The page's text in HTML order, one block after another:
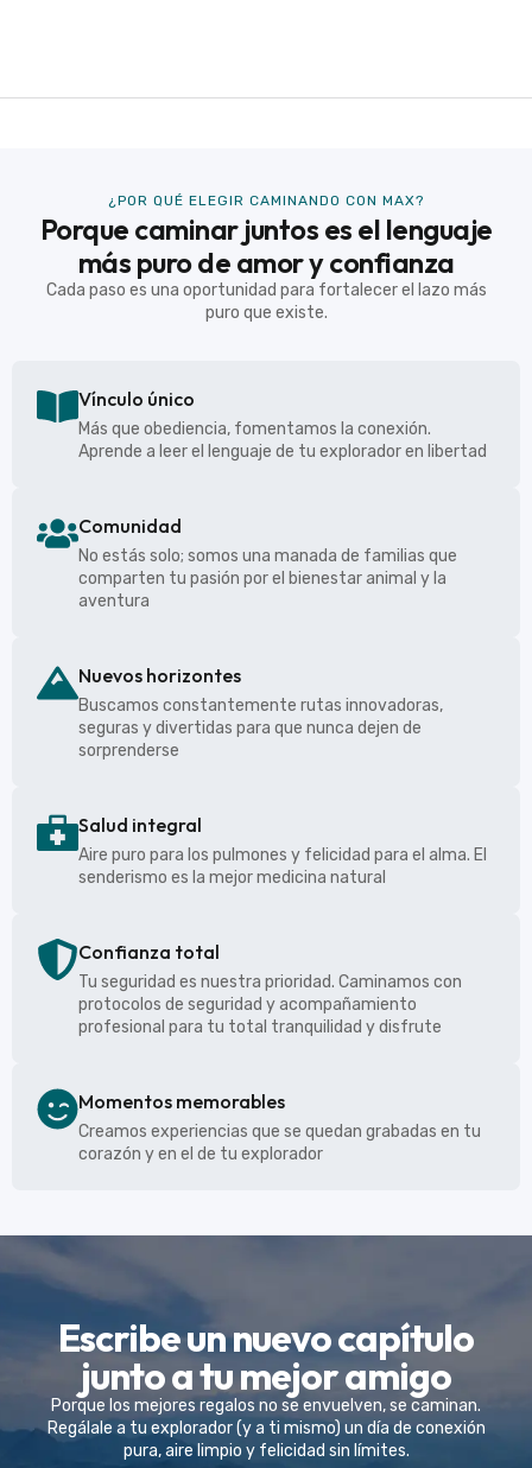
¿POR QUÉ ELEGIR CAMINANDO CON MAX?
Porque caminar juntos es el lenguaje
más puro de amor y confianza
Cada paso es una oportunidad para fortalecer el lazo más
puro que existe.
Vínculo único
Más que obediencia, fomentamos la conexión.
Aprende a leer el lenguaje de tu explorador en libertad
Comunidad
No estás solo; somos una manada de familias que
comparten tu pasión por el bienestar animal y la
aventura
Nuevos horizontes
Buscamos constantemente rutas innovadoras,
seguras y divertidas para que nunca dejen de
sorprenderse
Salud integral
Aire puro para los pulmones y felicidad para el alma. El
senderismo es la mejor medicina natural
Confianza total
Tu seguridad es nuestra prioridad. Caminamos con
protocolos de seguridad y acompañamiento
profesional para tu total tranquilidad y disfrute
Momentos memorables
Creamos experiencias que se quedan grabadas en tu
corazón y en el de tu explorador
Escribe un nuevo capítulo
junto a tu mejor amigo
Porque los mejores regalos no se envuelven, se caminan.
Regálale a tu explorador (y a ti mismo) un día de conexión
pura, aire limpio y felicidad sin límites.